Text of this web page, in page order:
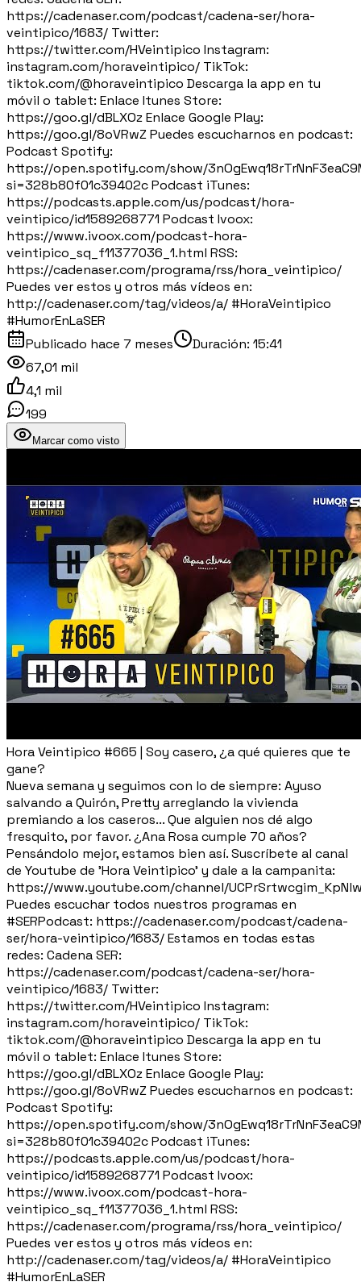
https://cadenaser.com/podcast/cadena-ser/hora-
veintipico/1683/ Twitter:
https://twitter.com/HVeintipico Instagram:
instagram.com/horaveintipico/ TikTok:
tiktok.com/@horaveintipico Descarga la app en tu
móvil o tablet: Enlace Itunes Store:
https://goo.gl/dBLXOz Enlace Google Play:
https://goo.gl/8oVRwZ Puedes escucharnos en podcast:
Podcast Spotify:
https://open.spotify.com/show/
si=328b80f01c39402c Podcast iTunes:
https://podcasts.apple.com/us/podcast/hora-
veintipico/id1589268771 Podcast Ivoox:
https://www.ivoox.com/podcast-hora-
veintipico_sq_f11377036_1.html RSS:
https://cadenaser.com/programa/rss/hora_veintipico/
Puedes ver estos y otros más vídeos en:
http://cadenaser.com/tag/videos/a/ #HoraVeintipico
#HumorEnLaSER
Publicado hace 7 meses Duración: 15:41
67,01 mil
4,1 mil
199
Marcar como visto
Hora Veintipico #665 | Soy casero, ¿a qué quieres que te
gane?
Nueva semana y seguimos con lo de siempre: Ayuso
salvando a Quirón, Pretty arreglando la vivienda
premiando a los caseros... Que alguien nos dé algo
fresquito, por favor. ¿Ana Rosa cumple 70 años?
Pensándolo mejor, estamos bien así. Suscríbete al canal
de Youtube de 'Hora Veintipico' y dale a la campanita:
https://www.youtube.com/channel/
Puedes escuchar todos nuestros programas en
#SERPodcast: https://cadenaser.com/podcast/cadena-
ser/hora-veintipico/1683/ Estamos en todas estas
redes: Cadena SER:
https://cadenaser.com/podcast/cadena-ser/hora-
veintipico/1683/ Twitter:
https://twitter.com/HVeintipico Instagram:
instagram.com/horaveintipico/ TikTok:
tiktok.com/@horaveintipico Descarga la app en tu
móvil o tablet: Enlace Itunes Store:
https://goo.gl/dBLXOz Enlace Google Play:
https://goo.gl/8oVRwZ Puedes escucharnos en podcast:
Podcast Spotify:
https://open.spotify.com/show/
si=328b80f01c39402c Podcast iTunes:
https://podcasts.apple.com/us/podcast/hora-
veintipico/id1589268771 Podcast Ivoox:
https://www.ivoox.com/podcast-hora-
veintipico_sq_f11377036_1.html RSS:
https://cadenaser.com/programa/rss/hora_veintipico/
Puedes ver estos y otros más vídeos en:
http://cadenaser.com/tag/videos/a/ #HoraVeintipico
#HumorEnLaSER